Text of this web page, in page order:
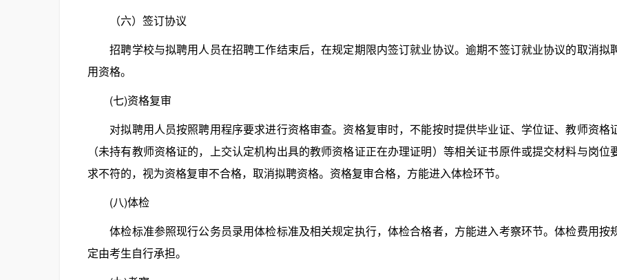
（六）签订协议
招聘学校与拟聘用人员在招聘工作结束后，在规定期限内签订就业协议。逾期不签订就业协议的取消拟
用资格。
(七)资格复审
对拟聘用人员按照聘用程序要求进行资格审查。资格复审时，不能按时提供毕业证、学位证、教师资格
（未持有教师资格证的，上交认定机构出具的教师资格证正在办理证明）等相关证书原件或提交材料与岗位
求不符的，视为资格复审不合格，取消拟聘资格。资格复审合格，方能进入体检环节。
(八)体检
体检标准参照现行公务员录用体检标准及相关规定执行，体检合格者，方能进入考察环节。体检费用按
定由考生自行承担。